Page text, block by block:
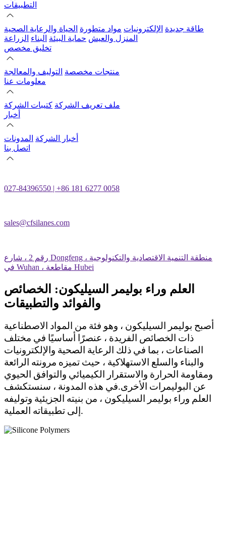
التطبيقات
طاقة جديدة الإلكترونيات مواد متطورة الحياة والرعاية الصحية
المنزل والعيش حماية البيئة البناء الزراعة
تخليق مخصص
منتجات مخصصة التوليف والمعالجة
معلومات عنا
ملف تعريف الشركة كتيبات الشركة
أخبار
أخبار الشركة المدونات
اتصل بنا
027-84396550 | +86 181 6277 0058
sales@cfsilanes.com
رقم 2 ، شارع Dongfeng ، منطقة التنمية الاقتصادية والتكنولوجية
في Wuhan ، مقاطعة Hubei
العلم وراء بوليمر السيليكون: الخصائص
والفوائد والتطبيقات
أصبح بوليمر السيليكون ، وهو فئة من المواد الاصطناعية
ذات الخصائص الفريدة ، عنصرًا أساسيًا في مختلف
الصناعات ، بما في ذلك الرعاية الصحية والإلكترونيات
والبناء والسلع الاستهلاكية ، حيث تميزه مرونته الرائعة
ومقاومة الحرارة والاستقرار الكيميائي والتوافق الحيوي
عن البوليمرات الأخرى.في هذه المدونة ، سنستكشف
العلم وراء بوليمر السيليكون ، من بنيته الجزيئية وتوليفه
إلى تطبيقاته العملية.